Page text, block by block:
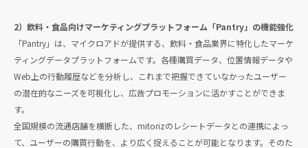
2）飲料・食品向けマーケティングプラットフォーム「Pantry」の機能強化
「Pantry」は、マイクロアドが提供する、飲料・食品業界に特化したマーケ
ティングデータプラットフォームです。各種購買データ、位置情報データや
Web上の行動履歴などを分析し、これまで把握できていなかったユーザー
の潜在的なニーズを可視化し、広告プロモーションに活かすことができま
す。
全国規模の流通店舗を横断した、mitorizのレシートデータとの連携によっ
て、ユーザーの購買行動を、より広く捉えることが可能となります。そのた